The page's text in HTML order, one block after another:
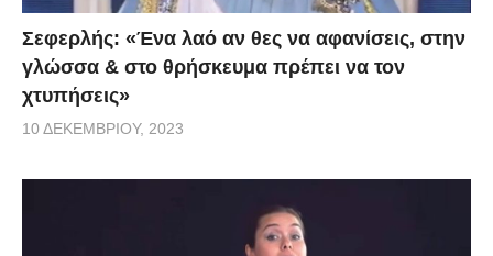
Σεφερλής: «Ένα λαό αν θες να αφανίσεις, στην
γλώσσα & στο θρήσκευμα πρέπει να τον
χτυπήσεις»
10 ΔΕΚΕΜΒΡΊΟΥ, 2023